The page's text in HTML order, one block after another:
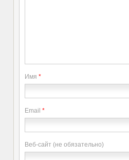
Имя *
Email *
Веб-сайт (не обязательно)